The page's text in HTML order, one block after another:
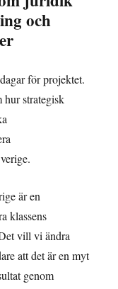
och
för projektet.
hur strategisk
är en
klassens
vill vi ändra
att det är en myt
genom